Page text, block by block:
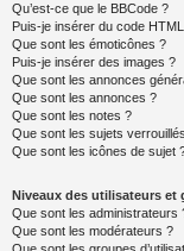
Qu’est-ce que le BBCode ?
Puis-je insérer du code
Que sont les émoticônes ?
Puis-je insérer des images ?
Que sont les annonces
Que sont les annonces ?
Que sont les notes ?
Que sont les sujets
Que sont les icônes de sujet
Niveaux des utilisateurs et
Que sont les administrateurs
Que sont les modérateurs ?